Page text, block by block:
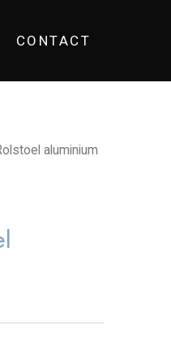
CONTACT
aluminium